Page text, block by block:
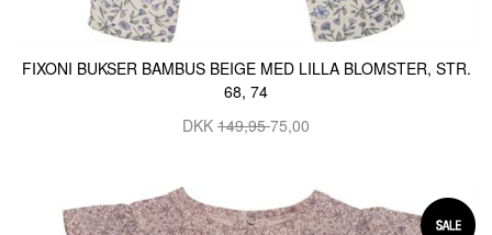
FIXONI BUKSER BAMBUS BEIGE MED LILLA BLOMSTER, STR.
68, 74
DKK 149,9575,00